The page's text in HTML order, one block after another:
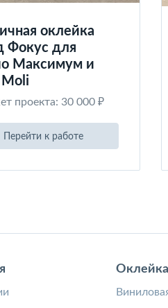
оклейка
Фокус для
Максимум и
Moli
проекта: 30 000 ₽
Перейти к работе
Оклейка